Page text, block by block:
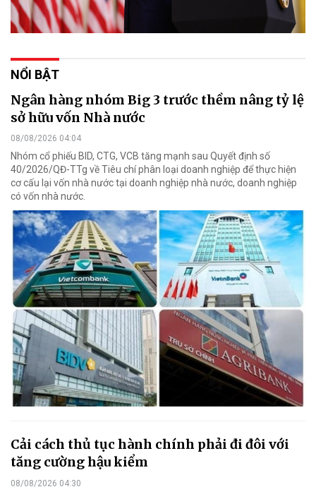
NỔI BẬT
Ngân hàng nhóm Big 3 trước thềm nâng tỷ lệ
sở hữu vốn Nhà nước
08/08/2026 04:04
Nhóm cổ phiếu BID, CTG, VCB tăng mạnh sau Quyết định số
40/2026/QĐ-TTg về Tiêu chí phân loại doanh nghiệp để thực hiện
cơ cấu lại vốn nhà nước tại doanh nghiệp nhà nước, doanh nghiệp
có vốn nhà nước.
Cải cách thủ tục hành chính phải đi đôi với
tăng cường hậu kiểm
08/08/2026 04:30